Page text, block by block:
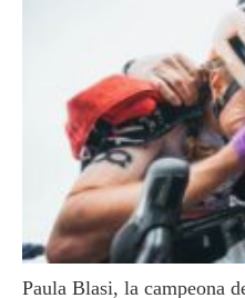
Paula Blasi, la campeona